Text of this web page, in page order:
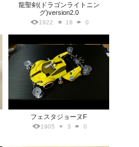
龍聖剣(ドラゴンライトニン
グ)version2.0
1922 18 0
フェスタジョーヌF
1905 3 0